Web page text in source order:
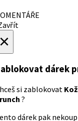
dárek
si zablokovat
?
dárek pak